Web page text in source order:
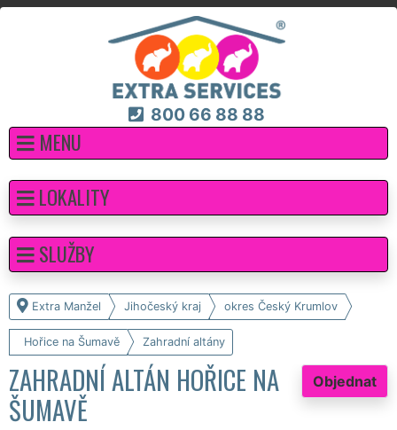
800 66 88 88
MENU
Extra Manžel Jihočeský kraj okres Český Krumlov
Hořice na Šumavě Zahradní altány
Objednat
ZAHRADNÍ ALTÁN HOŘICE NA
ŠUMAVĚ
LOKALITY
SLUŽBY